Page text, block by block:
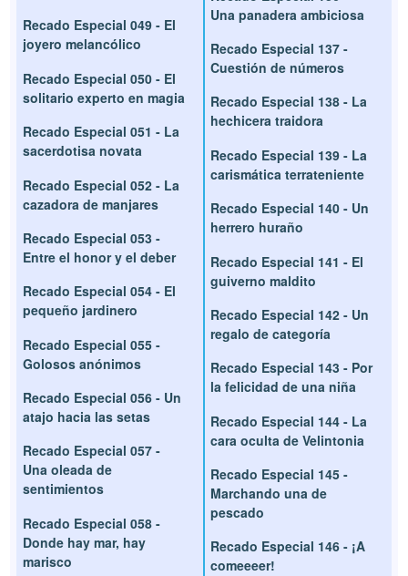
Recado Especial 049 - El
joyero melancólico
Recado Especial 050 - El
solitario experto en magia
Recado Especial 051 - La
sacerdotisa novata
Recado Especial 052 - La
cazadora de manjares
Recado Especial 053 -
Entre el honor y el deber
Recado Especial 054 - El
pequeño jardinero
Recado Especial 055 -
Golosos anónimos
Recado Especial 056 - Un
atajo hacia las setas
Recado Especial 057 -
Una oleada de
sentimientos
Recado Especial 058 -
Donde hay mar, hay
marisco
Una panadera ambiciosa
Recado Especial 137 -
Cuestión de números
Recado Especial 138 - La
hechicera traidora
Recado Especial 139 - La
carismática terrateniente
Recado Especial 140 - Un
herrero huraño
Recado Especial 141 - El
guiverno maldito
Recado Especial 142 - Un
regalo de categoría
Recado Especial 143 - Por
la felicidad de una niña
Recado Especial 144 - La
cara oculta de Velintonia
Recado Especial 145 -
Marchando una de
pescado
Recado Especial 146 - ¡A
comeeeer!